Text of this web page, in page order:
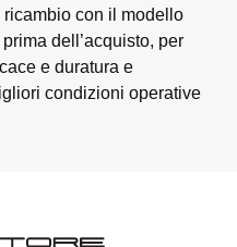
con il modello
dell’acquisto, per
e duratura e
condizioni operative